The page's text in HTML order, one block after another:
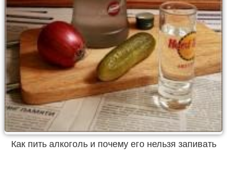
Как пить алкоголь и почему его нельзя запивать